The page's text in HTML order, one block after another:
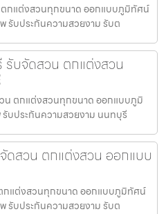
ตกแต่งสวนทุกขนาด ออกแบบภูมิทัศน์
รับประกันความสวยงาม รับต
บจัดสวน ตกแต่งสวน
น ตกแต่งสวนทุกขนาด ออกแบบภูมิ
บประกันความสวยงาม นนทบุรี
สวน ตกแต่งสวน ออกแบบ
แต่งสวนทุกขนาด ออกแบบภูมิทัศน์
รับประกันความสวยงาม รับต